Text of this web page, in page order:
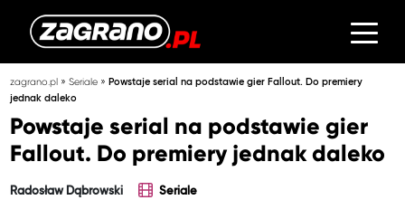
zagrano.pl »Seriale »Powstaje serial na podstawie gier Fallout. Do premiery
jednak daleko
Powstaje serial na podstawie gier
Fallout. Do premiery jednak daleko
Radosław Dąbrowski Seriale